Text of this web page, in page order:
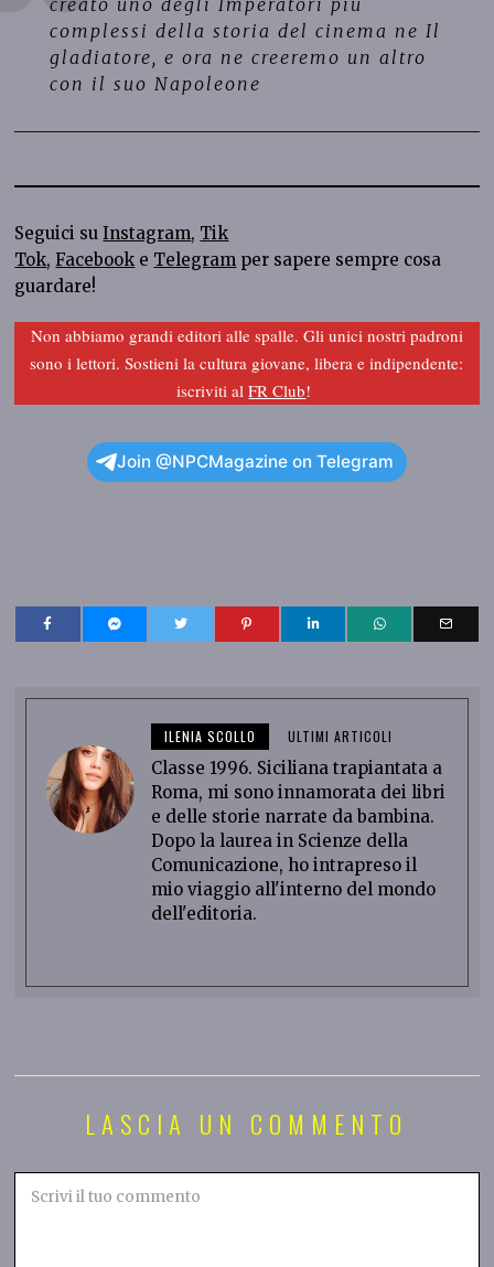
complessi della storia del cinema ne Il
gladiatore, e ora ne creeremo un altro
con il suo Napoleone
Seguici suInstagram, Tik
Tok,Facebook e Telegram per sapere sempre cosa
guardare!
Non abbiamo grandi editori alle spalle. Gli unici nostri padroni
sono i lettori. Sostieni la cultura giovane, libera e indipendente:
iscriviti alFR Club!
Join @NPCMagazine on Telegram
ILENIA SCOLLO ULTIMI ARTICOLI
Classe 1996. Siciliana trapiantata a
Roma, mi sono innamorata dei libri
e delle storie narrate da bambina.
Dopo la laurea in Scienze della
Comunicazione, ho intrapreso il
mio viaggio all'interno del mondo
dell'editoria.
LASCIA UN COMMENTO